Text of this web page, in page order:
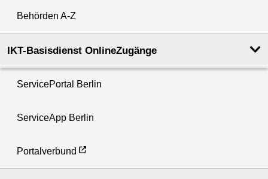
Behörden A-Z
IKT-Basisdienst OnlineZugänge
ServicePortal Berlin
ServiceApp Berlin
Portalverbund